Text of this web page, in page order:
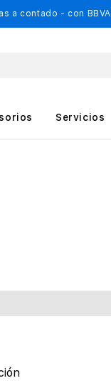
a contado - con BBVA
Servicios